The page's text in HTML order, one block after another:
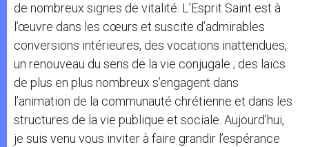
de nombreux signes de vitalité. L’Esprit Saint est à
l’œuvre dans les cœurs et suscite d’admirables
conversions intérieures, des vocations inattendues,
un renouveau du sens de la vie conjugale ; des laïcs
de plus en plus nombreux s’engagent dans
l’animation de la communauté chrétienne et dans les
structures de la vie publique et sociale. Aujourd’hui,
je suis venu vous inviter à faire grandir l’espérance